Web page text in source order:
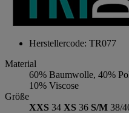
Herstellercode: TR077
Material
60% Baumwolle, 40%
10% Viscose
Größe
XXS 34 XS 36 S/M 38/